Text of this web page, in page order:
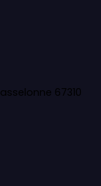
IMMOBILIER NEUF